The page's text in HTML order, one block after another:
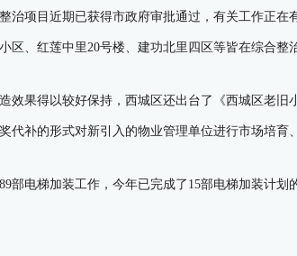
项目近期已获得市政府审批通过，有关工作正在
区、红莲中里20号楼、建功北里四区等皆在综合整
果得以较好保持，西城区还出台了《西城区老旧
代补的形式对新引入的物业管理单位进行市场培育
电梯加装工作，今年已完成了15部电梯加装计划